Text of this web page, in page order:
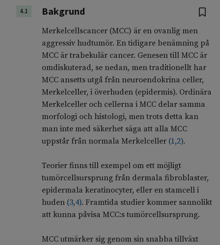
4.1 Bakgrund
Merkelcellscancer (MCC) är en ovanlig men
aggressiv hudtumör. En tidigare benämning på
MCC är trabekulär cancer. Genesen till MCC är
omdiskuterad, se nedan, men traditionellt har
MCC ansetts utgå från neuroendokrina celler,
Merkelceller, i överhuden (epidermis). Ordinära
Merkelceller och cellerna i MCC delar samma
morfologi och histologi, men trots detta kan
man inte med säkerhet säga att alla MCC
uppstår från normala Merkelceller (1,2).
Teorier finns till exempel om ett möjligt
tumörcellsursprung från dermala fibroblaster,
epidermala keratinocyter, eller en stamcell i
huden (3,4). Framtida studier kommer sannolikt
att kunna påvisa MCC:s tumörcellsursprung.
MCC utmärker sig genom sin snabba tillväxt